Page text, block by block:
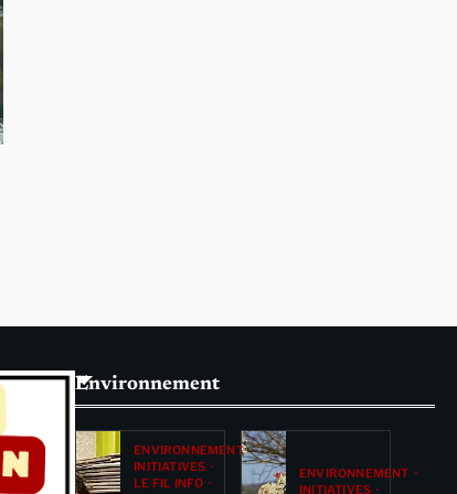
Environnement
ENVIRONNEMENT
INITIATIVES
LE FIL INFO
ENVIRONNEMENT
INITIATIVES